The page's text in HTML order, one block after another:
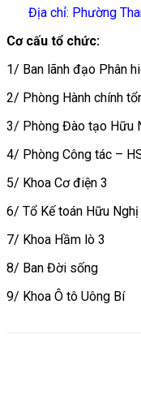
Địa chỉ: Phường
Cơ cấu tổ chức:
1/ Ban lãnh đạo Phân
2/ Phòng Hành chính
3/ Phòng Đào tạo Hữu
4/ Phòng Công tác –
5/ Khoa Cơ điện 3
6/ Tổ Kế toán Hữu Nghị
7/ Khoa Hầm lò 3
8/ Ban Đời sống
9/ Khoa Ô tô Uông Bí